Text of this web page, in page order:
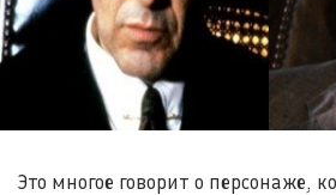
Это многое говорит о персонаже,